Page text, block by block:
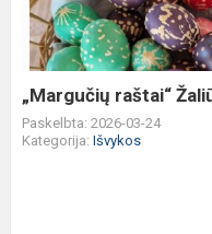
sodyboje
„Margučių raštai“
Paskelbta: 2026-03-24
Kategorija: Išvykos